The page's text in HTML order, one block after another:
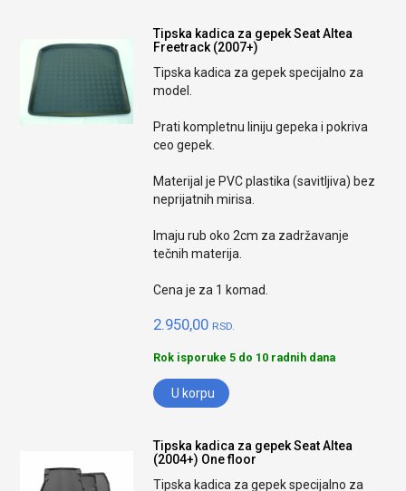
Tipska kadica za gepek Seat Altea
Freetrack (2007+)
Tipska kadica za gepek specijalno za
model.
Prati kompletnu liniju gepeka i pokriva
ceo gepek.
Materijal je PVC plastika (savitljiva) bez
neprijatnih mirisa.
Imaju rub oko 2cm za zadržavanje
tečnih materija.
Cena je za 1 komad.
2.950,00 RSD.
Rok isporuke 5 do 10 radnih dana
U korpu
Tipska kadica za gepek Seat Altea
(2004+) One floor
Tipska kadica za gepek specijalno za